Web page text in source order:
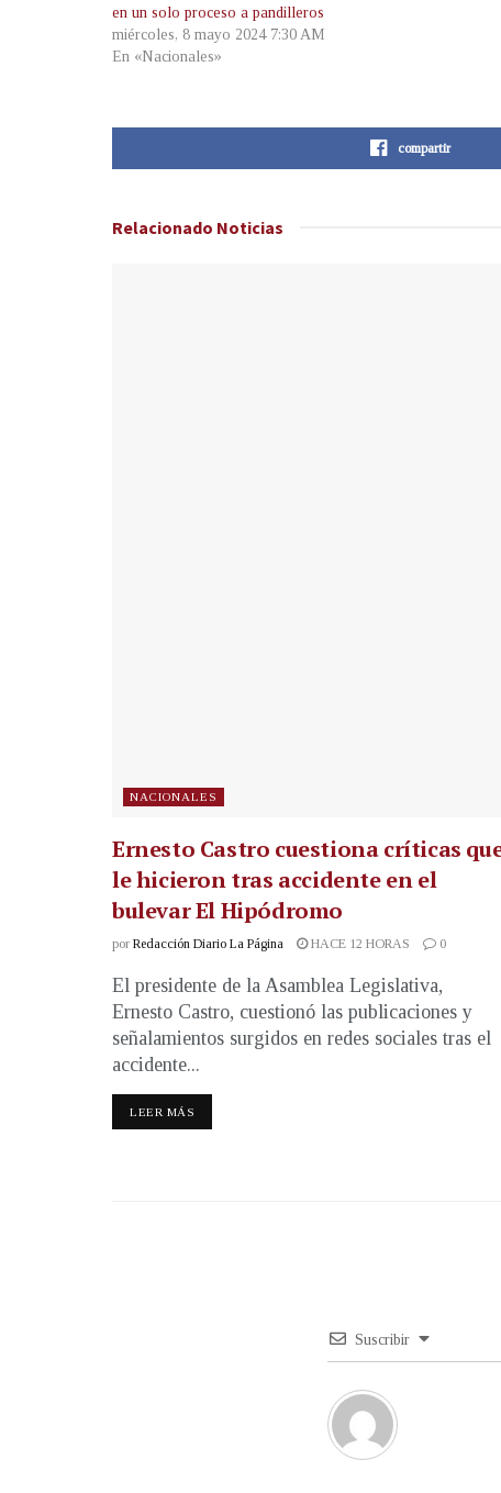
en un solo proceso a pandilleros
miércoles, 8 mayo 2024 7:30 AM
En «Nacionales»
compartir
Relacionado Noticias
NACIONALES
Ernesto Castro cuestiona críticas
le hicieron tras accidente en el
bulevar El Hipódromo
por Redacción Diario La Página HACE 12 HORAS 0
El presidente de la Asamblea Legislativa,
Ernesto Castro, cuestionó las publicaciones y
señalamientos surgidos en redes sociales tras el
accidente...
LEER MÁS
Suscribir